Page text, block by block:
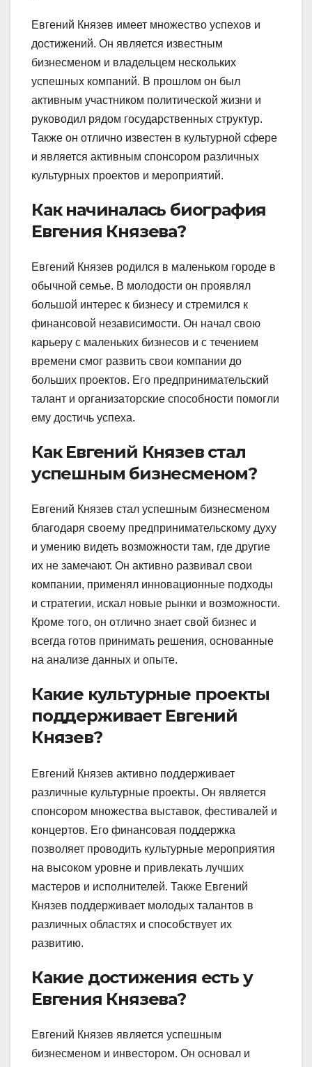
Евгений Князев имеет множество успехов и
достижений. Он является известным
бизнесменом и владельцем нескольких
успешных компаний. В прошлом он был
активным участником политической жизни и
руководил рядом государственных структур.
Также он отлично известен в культурной сфере
и является активным спонсором различных
культурных проектов и мероприятий.
Как начиналась биография
Евгения Князева?
Евгений Князев родился в маленьком городе в
обычной семье. В молодости он проявлял
большой интерес к бизнесу и стремился к
финансовой независимости. Он начал свою
карьеру с маленьких бизнесов и с течением
времени смог развить свои компании до
больших проектов. Его предпринимательский
талант и организаторские способности помогли
ему достичь успеха.
Как Евгений Князев стал
успешным бизнесменом?
Евгений Князев стал успешным бизнесменом
благодаря своему предпринимательскому духу
и умению видеть возможности там, где другие
их не замечают. Он активно развивал свои
компании, применял инновационные подходы
и стратегии, искал новые рынки и возможности.
Кроме того, он отлично знает свой бизнес и
всегда готов принимать решения, основанные
на анализе данных и опыте.
Какие культурные проекты
поддерживает Евгений
Князев?
Евгений Князев активно поддерживает
различные культурные проекты. Он является
спонсором множества выставок, фестивалей и
концертов. Его финансовая поддержка
позволяет проводить культурные мероприятия
на высоком уровне и привлекать лучших
мастеров и исполнителей. Также Евгений
Князев поддерживает молодых талантов в
различных областях и способствует их
развитию.
Какие достижения есть у
Евгения Князева?
Евгений Князев является успешным
бизнесменом и инвестором. Он основал и